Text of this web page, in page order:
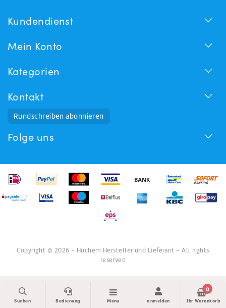
Suchen Bedienung Menu anmelden
0
Ihr Warenkorb
Kundendienst
Mein Konto
Kategorien
Kontakt
Rundschreiben abonnieren
Folge uns
Copyright © 2026 - Huchem Hersteller und Lieferant - All rights
reserved